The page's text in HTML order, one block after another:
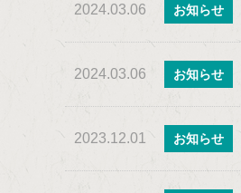
2024.03.06 お知らせ
2024.03.06 お知らせ
2023.12.01 お知らせ